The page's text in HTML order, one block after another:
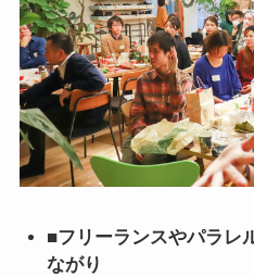
■フリーランスやパラレ
ながり